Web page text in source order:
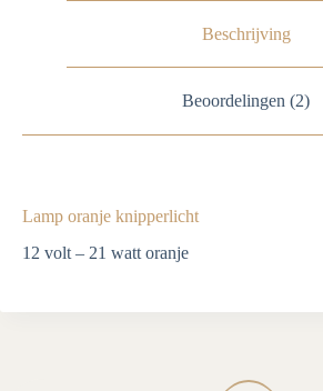
Beschrijving
Beoordelingen (2)
Lamp oranje knipperlicht
12 volt – 21 watt oranje